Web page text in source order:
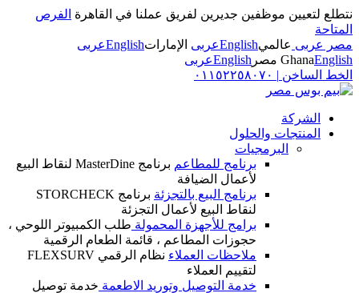
نتطلع لتعيين موظفين جديرين لفريق عملنا في القاهرة الفرص
المتاحة
مصر عربى عالميEnglishعربى الإماراتEnglishعربى
GhanaEnglish مصر Englishعربى
الخط الساخن | ٠١١٥٢٢٥٨٠٧٠
الشركة
المنتجات والحلول
البرمجيات
برنامج للمطاعم
برنامج MasterDine لنقاط البيع
لأعمال الضيافة
برنامج البيع بالتجزئة
برنامج STORCHECK
لنقاط البيع لأعمال التجزئة
برامج للأجهزة المحمولة طلب الكمبيوتر اللوحي ،
حجوزات المطاعم ، قائمة الطعام الرقمية
ملاحظات العملاء
نظام الرقمي FLEXSURV
لتقييم العملاء
خدمة التوصيل وتوريد الاطعمة خدمة توصيل